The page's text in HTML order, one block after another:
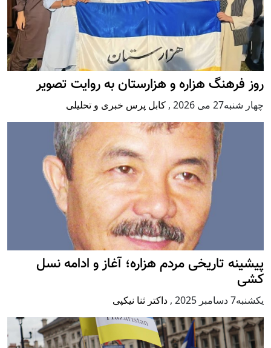
روز فرهنگ هزاره و هزارستان به روایت تصویر
چهار شنبه27 می 2026 , کابل پرس خبری و تحلیلی
پيشينه تاريخی مردم هزاره؛ آغاز و ادامه نسل
کشی
يكشنبه7 دسامبر 2025 , داکتر ثنا نیکپی